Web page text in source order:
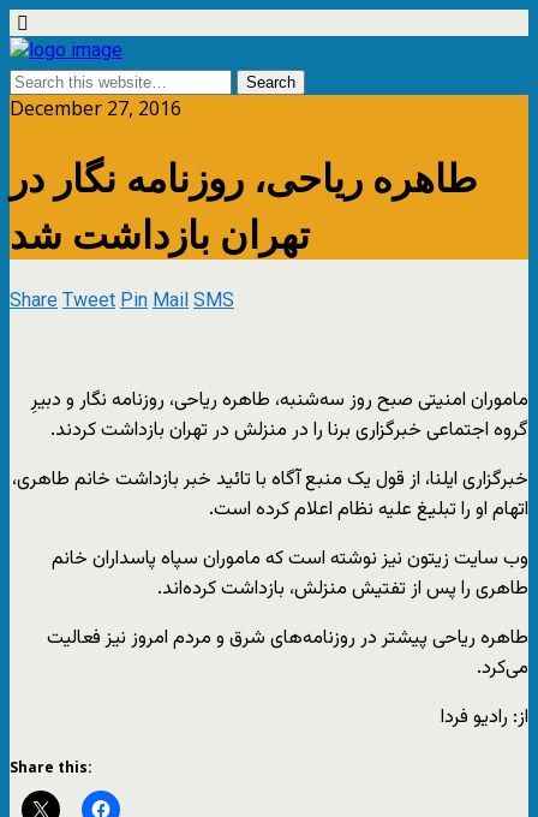
December 27, 2016
طاهره ریاحی، روزنامه نگار در
تهران بازداشت شد
ShareTweetPinMailSMS
ماموران امنیتی صبح روز سه‌شنبه، طاهره ریاحی، روزنامه نگار و دبیرِ
گروه اجتماعی خبرگزاری برنا را در منزلش در تهران بازداشت کردند.
خبرگزاری ایلنا، از قول یک منبع آگاه با تائید خبر بازداشت خانم طاهری،
اتهام او را تبلیغ علیه نظام اعلام کرده است.
وب سایت زیتون نیز نوشته است که ماموران سپاه پاسداران خانم
طاهری را پس از تفتیش منزلش، بازداشت کرده‌اند.
طاهره ریاحی پیشتر در روزنامه‌های شرق و مردم امروز نیز فعالیت
می‌کرد.
از: رادیو فردا
Share this: